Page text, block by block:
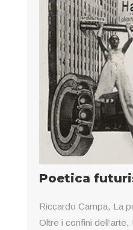
Poetica
Riccardo Campa, La
Oltre i confini